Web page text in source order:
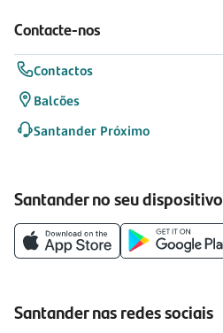
Contacte-nos
Contactos
Balcões
Santander Próximo
Santander no seu dispositivo
Santander nas redes sociais